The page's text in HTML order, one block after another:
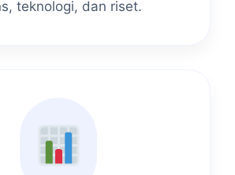
teknologi, dan riset.